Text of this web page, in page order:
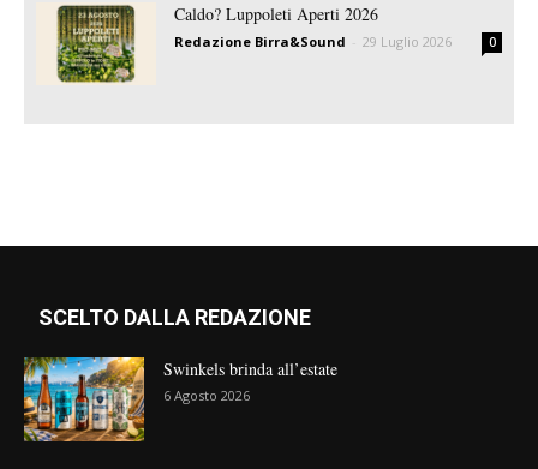
Caldo? Luppoleti Aperti 2026
Redazione Birra&Sound 29 Luglio 2026 0
SCELTO DALLA REDAZIONE
Swinkels brinda all’estate
6 Agosto 2026